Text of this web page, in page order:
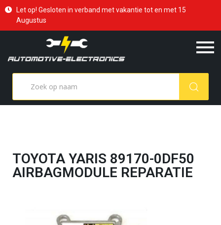
Let op! Gesloten in verband met vakantie tot en met 15
Augustus
TOYOTA YARIS 89170-0DF50
AIRBAGMODULE REPARATIE